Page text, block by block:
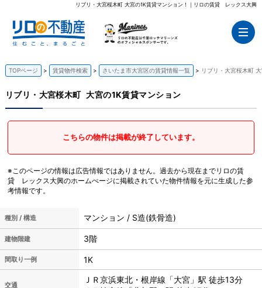
リブリ・大宮桜木町 大宮の1K賃貸マンション！｜リロの賃貸 レックス大興
TOPページ 賃貸物件検索 さいたま市大宮区の賃貸情報一覧 リブリ・大宮桜木町
リブリ・大宮桜木町 大宮の1K賃貸マンション
こちらの物件は掲載が終了しています。
※このページの情報は広告情報ではありません。過去から現在までリロの賃
貸 レックス大興のホームぺージに掲載されていた物件情報を元に生成した参
考情報です。
種別 / 構造 マンション / S造(鉄骨造)
建物階建 3階
間取り一例 1K
交通
ＪＲ京浜東北・根岸線「大宮」駅 徒歩13分